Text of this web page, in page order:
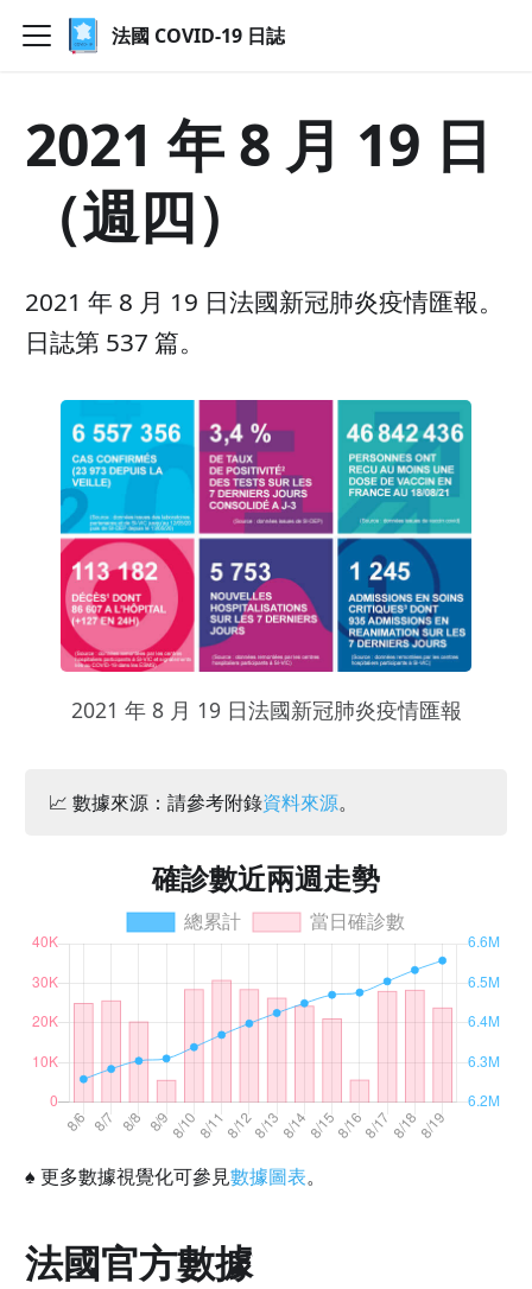
法國 COVID-19 日誌
2021 年 8 月 19 日
（週四）
2021 年 8 月 19 日法國新冠肺炎疫情匯報。
日誌第 537 篇。
2021 年 8 月 19 日法國新冠肺炎疫情匯報
📈 數據來源：請參考附錄資料來源。
確診數近兩週走勢
♠ 更多數據視覺化可參見數據圖表。
法國官方數據